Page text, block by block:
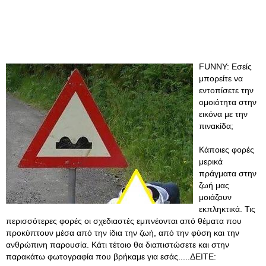
FUNNY: Εσείς
μπορείτε να
εντοπίσετε την
ομοιότητα στην
εικόνα με την
πινακίδα;
Κάποιες φορές
μερικά
πράγματα στην
ζωή μας
μοιάζουν
εκπληκτικά. Τις
περισσότερες φορές οι σχεδιαστές εμπνέονται από θέματα που
προκύπτουν μέσα από την ίδια την ζωή, από την φύση και την
ανθρώπινη παρουσία. Κάτι τέτοιο θα διαπιστώσετε και στην
παρακάτω φωτογραφία που βρήκαμε για εσάς.....ΔΕΙΤΕ: